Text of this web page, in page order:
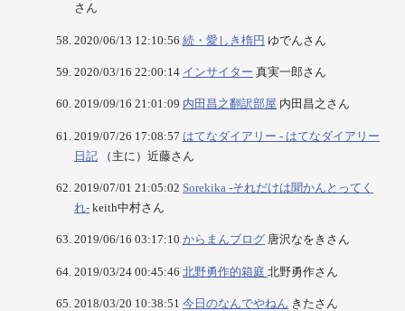
さん
2020/06/13 12:10:56 続・愛しき楕円 ゆでんさん
2020/03/16 22:00:14 インサイター 真実一郎さん
2019/09/16 21:01:09 内田昌之翻訳部屋 内田昌之さん
2019/07/26 17:08:57 はてなダイアリー - はてなダイアリー
日記
（主に）近藤さん
2019/07/01 21:05:02 Sorekika -それだけは聞かんとってく
れ- keith中村さん
2019/06/16 03:17:10 からまんブログ 唐沢なをきさん
2019/03/24 00:45:46 北野勇作的箱庭 北野勇作さん
2018/03/20 10:38:51 今日のなんでやねん きたさん